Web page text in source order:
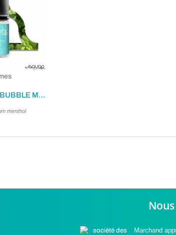
CONCENTRÉ BUBBLE MENTHE 10ML
menthol
Marchand